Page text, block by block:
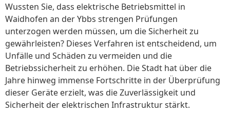
Wussten Sie, dass elektrische Betriebsmittel in
Waidhofen an der Ybbs strengen Prüfungen
unterzogen werden müssen, um die Sicherheit zu
gewährleisten? Dieses Verfahren ist entscheidend, um
Unfälle und Schäden zu vermeiden und die
Betriebssicherheit zu erhöhen. Die Stadt hat über die
Jahre hinweg immense Fortschritte in der Überprüfung
dieser Geräte erzielt, was die Zuverlässigkeit und
Sicherheit der elektrischen Infrastruktur stärkt.